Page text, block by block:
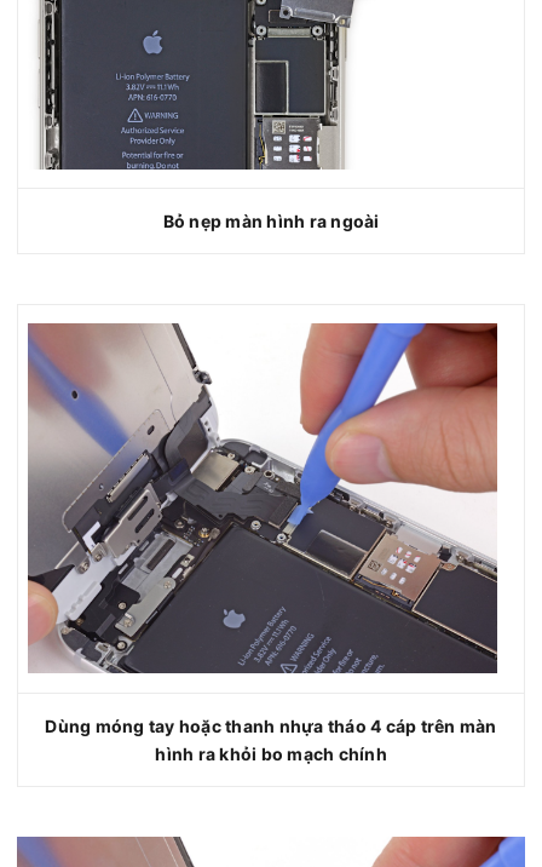
Bỏ nẹp màn hình ra ngoài
Dùng móng tay hoặc thanh nhựa tháo 4 cáp trên màn
hình ra khỏi bo mạch chính